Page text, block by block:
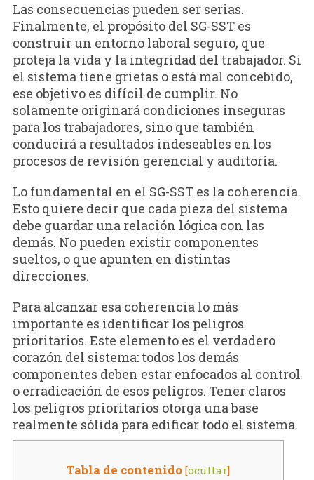
Las consecuencias pueden ser serias.
Finalmente, el propósito del SG-SST es
construir un entorno laboral seguro, que
proteja la vida y la integridad del trabajador. Si
el sistema tiene grietas o está mal concebido,
ese objetivo es difícil de cumplir. No
solamente originará condiciones inseguras
para los trabajadores, sino que también
conducirá a resultados indeseables en los
procesos de revisión gerencial y auditoría.
Lo fundamental en el SG-SST es la coherencia.
Esto quiere decir que cada pieza del sistema
debe guardar una relación lógica con las
demás. No pueden existir componentes
sueltos, o que apunten en distintas
direcciones.
Para alcanzar esa coherencia lo más
importante es identificar los peligros
prioritarios. Este elemento es el verdadero
corazón del sistema: todos los demás
componentes deben estar enfocados al control
o erradicación de esos peligros. Tener claros
los peligros prioritarios otorga una base
realmente sólida para edificar todo el sistema.
Tabla de contenido [ocultar]